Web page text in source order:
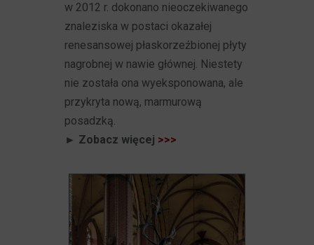
w 2012 r. dokonano nieoczekiwanego
znaleziska w postaci okazałej
renesansowej płaskorzeźbionej płyty
nagrobnej w nawie głównej. Niestety
nie została ona wyeksponowana, ale
przykryta nową, marmurową
posadzką.
► Zobacz więcej >>>